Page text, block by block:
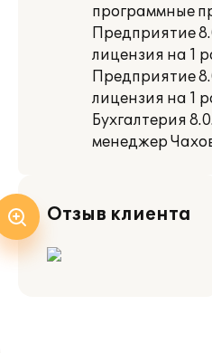
программные
Предприятие
лицензия на 1
Предприятие
лицензия на 1
Бухгалтерия
менеджер
Отзыв клиента